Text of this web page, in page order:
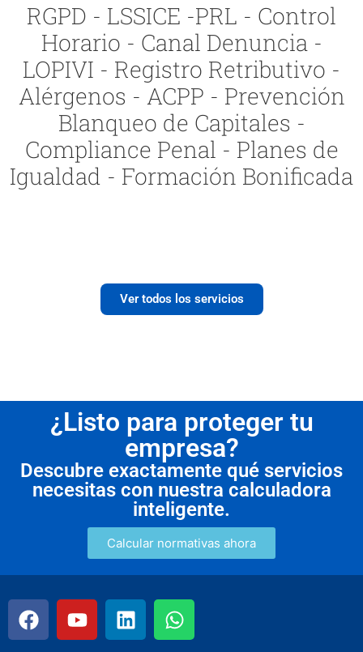
RGPD - LSSICE -PRL - Control
Horario - Canal Denuncia -
LOPIVI - Registro Retributivo -
Alérgenos - ACPP - Prevención
Blanqueo de Capitales -
Compliance Penal - Planes de
Igualdad - Formación Bonificada
Ver todos los servicios
¿Listo para proteger tu
empresa?
Descubre exactamente qué servicios
necesitas con nuestra calculadora
inteligente.
Calcular normativas ahora